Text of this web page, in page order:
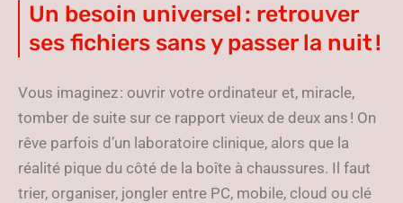
Un besoin universel : retrouver
ses fichiers sans y passer la nuit !
Vous imaginez : ouvrir votre ordinateur et, miracle,
tomber de suite sur ce rapport vieux de deux ans ! On
rêve parfois d’un laboratoire clinique, alors que la
réalité pique du côté de la boîte à chaussures. Il faut
trier, organiser, jongler entre PC, mobile, cloud ou clé